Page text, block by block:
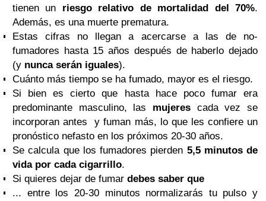
tienen un riesgo relativo de mortalidad del 70%.
Además, es una muerte prematura.
Estas cifras no llegan a acercarse a las de no-
fumadores hasta 15 años después de haberlo dejado
(y nunca serán iguales).
Cuánto más tiempo se ha fumado, mayor es el riesgo.
Si bien es cierto que hasta hace poco fumar era
predominante masculino, las mujeres cada vez se
incorporan antes y fuman más, lo que les confiere un
pronóstico nefasto en los próximos 20-30 años.
Se calcula que los fumadores pierden 5,5 minutos de
vida por cada cigarrillo.
Si quieres dejar de fumar debes saber que
... entre los 20-30 minutos normalizarás tu pulso y